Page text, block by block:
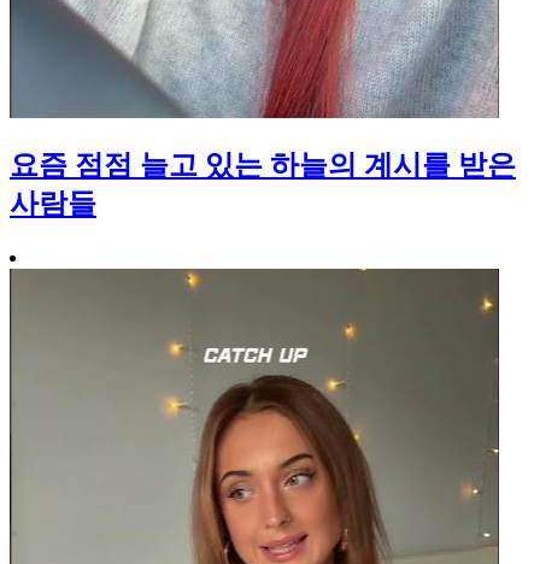
요즘 점점 늘고 있는 하늘의 계시를 받은
사람들